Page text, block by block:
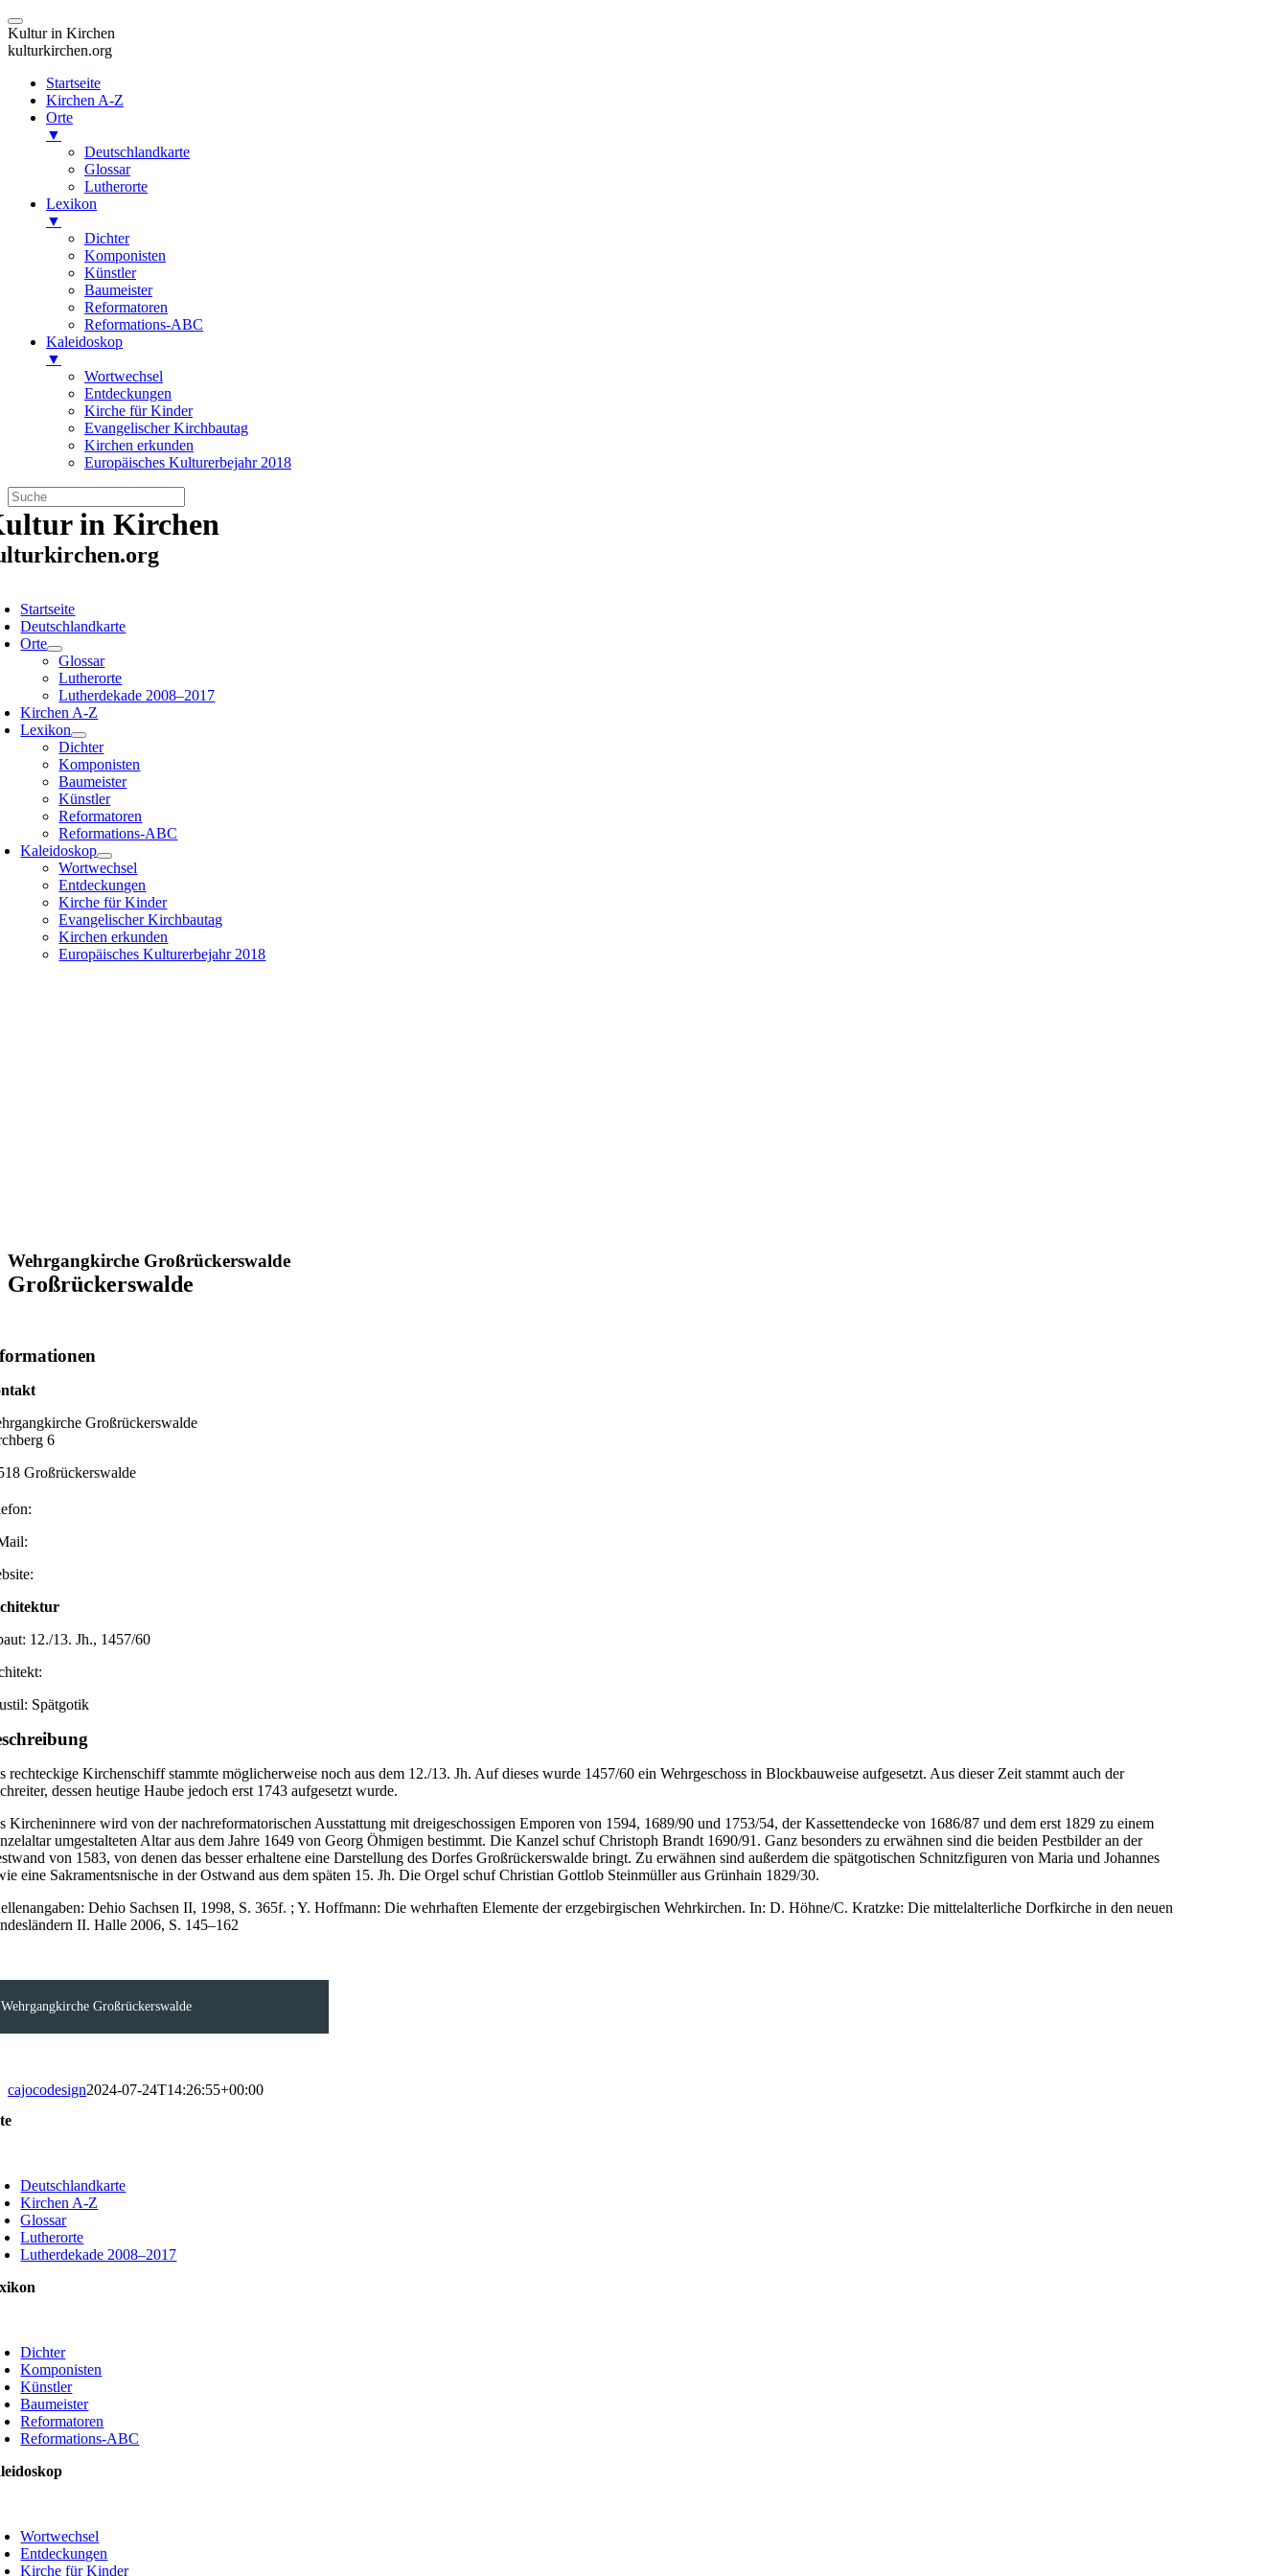
Kultur in Kirchen
kulturkirchen.org
Startseite
Kirchen A-Z
Orte
▼
Deutschlandkarte
Glossar
Lutherorte
Lexikon
▼
Dichter
Komponisten
Künstler
Baumeister
Reformatoren
Reformations-ABC
Kaleidoskop
▼
Wortwechsel
Entdeckungen
Kirche für Kinder
Evangelischer Kirchbautag
Kirchen erkunden
Europäisches Kulturerbejahr 2018
Zum
Inhalt
springen
in Kirchen
Startseite
Deutschlandkarte
Orte
Glossar
Lutherorte
Lutherdekade 2008–2017
Kirchen A-Z
Lexikon
Dichter
Komponisten
Baumeister
Künstler
Reformatoren
Reformations-ABC
Kaleidoskop
Wortwechsel
Entdeckungen
Kirche für Kinder
Evangelischer Kirchbautag
Kirchen erkunden
Europäisches Kulturerbejahr 2018
Wehrgangkirche Großrückerswalde
Großrückerswalde
Großrückerswalde
6
Großrückerswalde
12./13. Jh., 1457/60
Spätgotik
rechteckige Kirchenschiff stammte möglicherweise noch aus dem 12./13. Jh. Auf dieses wurde 1457/60 ein Wehrgeschoss in Blockbauweise aufgesetzt. Aus dieser Zeit stammt auch der
dessen heutige Haube jedoch erst 1743 aufgesetzt wurde.
Kircheninnere wird von der nachreformatorischen Ausstattung mit dreigeschossigen Emporen von 1594, 1689/90 und 1753/54, der Kassettendecke von 1686/87 und dem erst 1829 zu einem
umgestalteten Altar aus dem Jahre 1649 von Georg Öhmigen bestimmt. Die Kanzel schuf Christoph Brandt 1690/91. Ganz besonders zu erwähnen sind die beiden Pestbilder an der
von 1583, von denen das besser erhaltene eine Darstellung des Dorfes Großrückerswalde bringt. Zu erwähnen sind außerdem die spätgotischen Schnitzfiguren von Maria und Johannes
eine Sakramentsnische in der Ostwand aus dem späten 15. Jh. Die Orgel schuf Christian Gottlob Steinmüller aus Grünhain 1829/30.
Dehio Sachsen II, 1998, S. 365f. ; Y. Hoffmann: Die wehrhaften Elemente der erzgebirgischen Wehrkirchen. In: D. Höhne/C. Kratzke: Die mittelalterliche Dorfkirche in den neuen
II. Halle 2006, S. 145–162
Wehrgangkirche Großrückerswalde
cajocodesign2024-07-24T14:26:55+00:00
Deutschlandkarte
Kirchen A-Z
Glossar
Lutherorte
Lutherdekade 2008–2017
Dichter
Komponisten
Künstler
Baumeister
Reformatoren
Reformations-ABC
Wortwechsel
Entdeckungen
Kirche für Kinder